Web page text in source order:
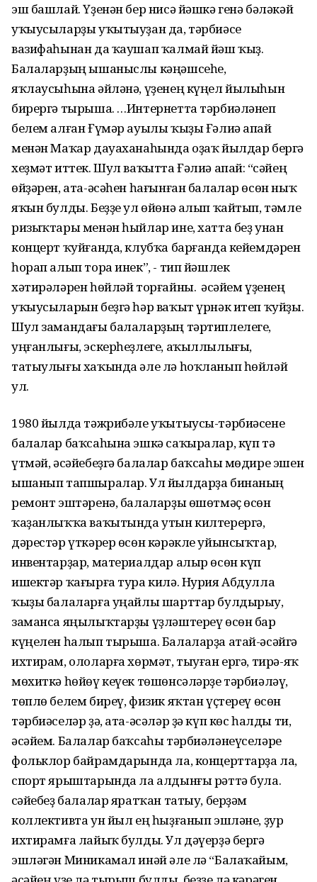
эш башлай. Үҙенән бер нисә йәшкә генә бәләкәй
уҡыусыларҙы уҡытыуҙан да, тәрбиәсе
вазифаһынан да ҡаушап ҡалмай йәш ҡыҙ.
Балаларҙың ышаныслы кәңәшсеһе,
яҡлаусыһына әйләнә, үҙенең күңел йылыһын
бирергә тырыша. …Интернетта тәрбиәләнеп
белем алған Ғүмәр ауылы ҡыҙы Ғәлиә апай
менән Маҡар дауаханаһында оҙаҡ йылдар бергә
хеҙмәт иттек. Шул ваҡытта Ғәлиә апай: “Әсәйең
өйҙәрен, ата-әсәһен һағынған балалар өсөн ныҡ
яҡын булды. Беҙҙе ул өйөнә алып ҡайтып, тәмле
ризыҡтары менән һыйлар ине, хатта беҙ унан
концерт ҡуйғанда, клубҡа барғанда кейемдәрен
һорап алып тора инек”, - тип йәшлек
хәтирәләрен һөйләй торғайны. Ә әсәйем үҙенең
уҡыусыларын беҙгә һәр ваҡыт үрнәк итеп ҡуйҙы.
Шул замандағы балаларҙың тәртиплелеге,
уңғанлығы, эскерһеҙлеге, аҡыллылығы,
татыулығы хаҡында әле лә һоҡланып һөйләй
ул.
1980 йылда тәжрибәле уҡытыусы-тәрбиәсене
балалар баҡсаһына эшкә саҡыралар, күп тә
үтмәй, әсәйебеҙгә балалар баҡсаһы мөдире эшен
ышанып тапшыралар. Ул йылдарҙа бинаның
ремонт эштәренә, балаларҙы өшөтмәҫ өсөн
ҡаҙанлыҡҡа ваҡытында утын килтерергә,
дәрестәр үткәрер өсөн кәрәкле уйынсыҡтар,
инвентарҙар, материалдар алыр өсөн күп
ишектәр ҡағырға тура килә. Нурия Абдулла
ҡыҙы балаларға уңайлы шарттар булдырыу,
заманса яңылыҡтарҙы үҙләштереү өсөн бар
күңелен һалып тырыша. Балаларҙа атай-әсәйгә
ихтирам, ололарға хөрмәт, тыуған ергә, тирә-яҡ
мөхиткә һөйөү кеүек төшөнсәләрҙе тәрбиәләү,
төплө белем биреү, физик яҡтан үҫтереү өсөн
тәрбиәселәр ҙә, ата-әсәләр ҙә күп көс һалды ти,
әсәйем. Балалар баҡсаһы тәрбиәләнеүселәре
фольклор байрамдарында ла, концерттарҙа ла,
спорт ярыштарында ла алдынғы рәттә була.
Әсәйебеҙ балалар яратҡан татыу, берҙәм
коллективта ун йыл ең һыҙғанып эшләне, ҙур
ихтирамға лайыҡ булды. Ул дәүерҙә бергә
эшләгән Миникамал инәй әле лә “Балаҡайым,